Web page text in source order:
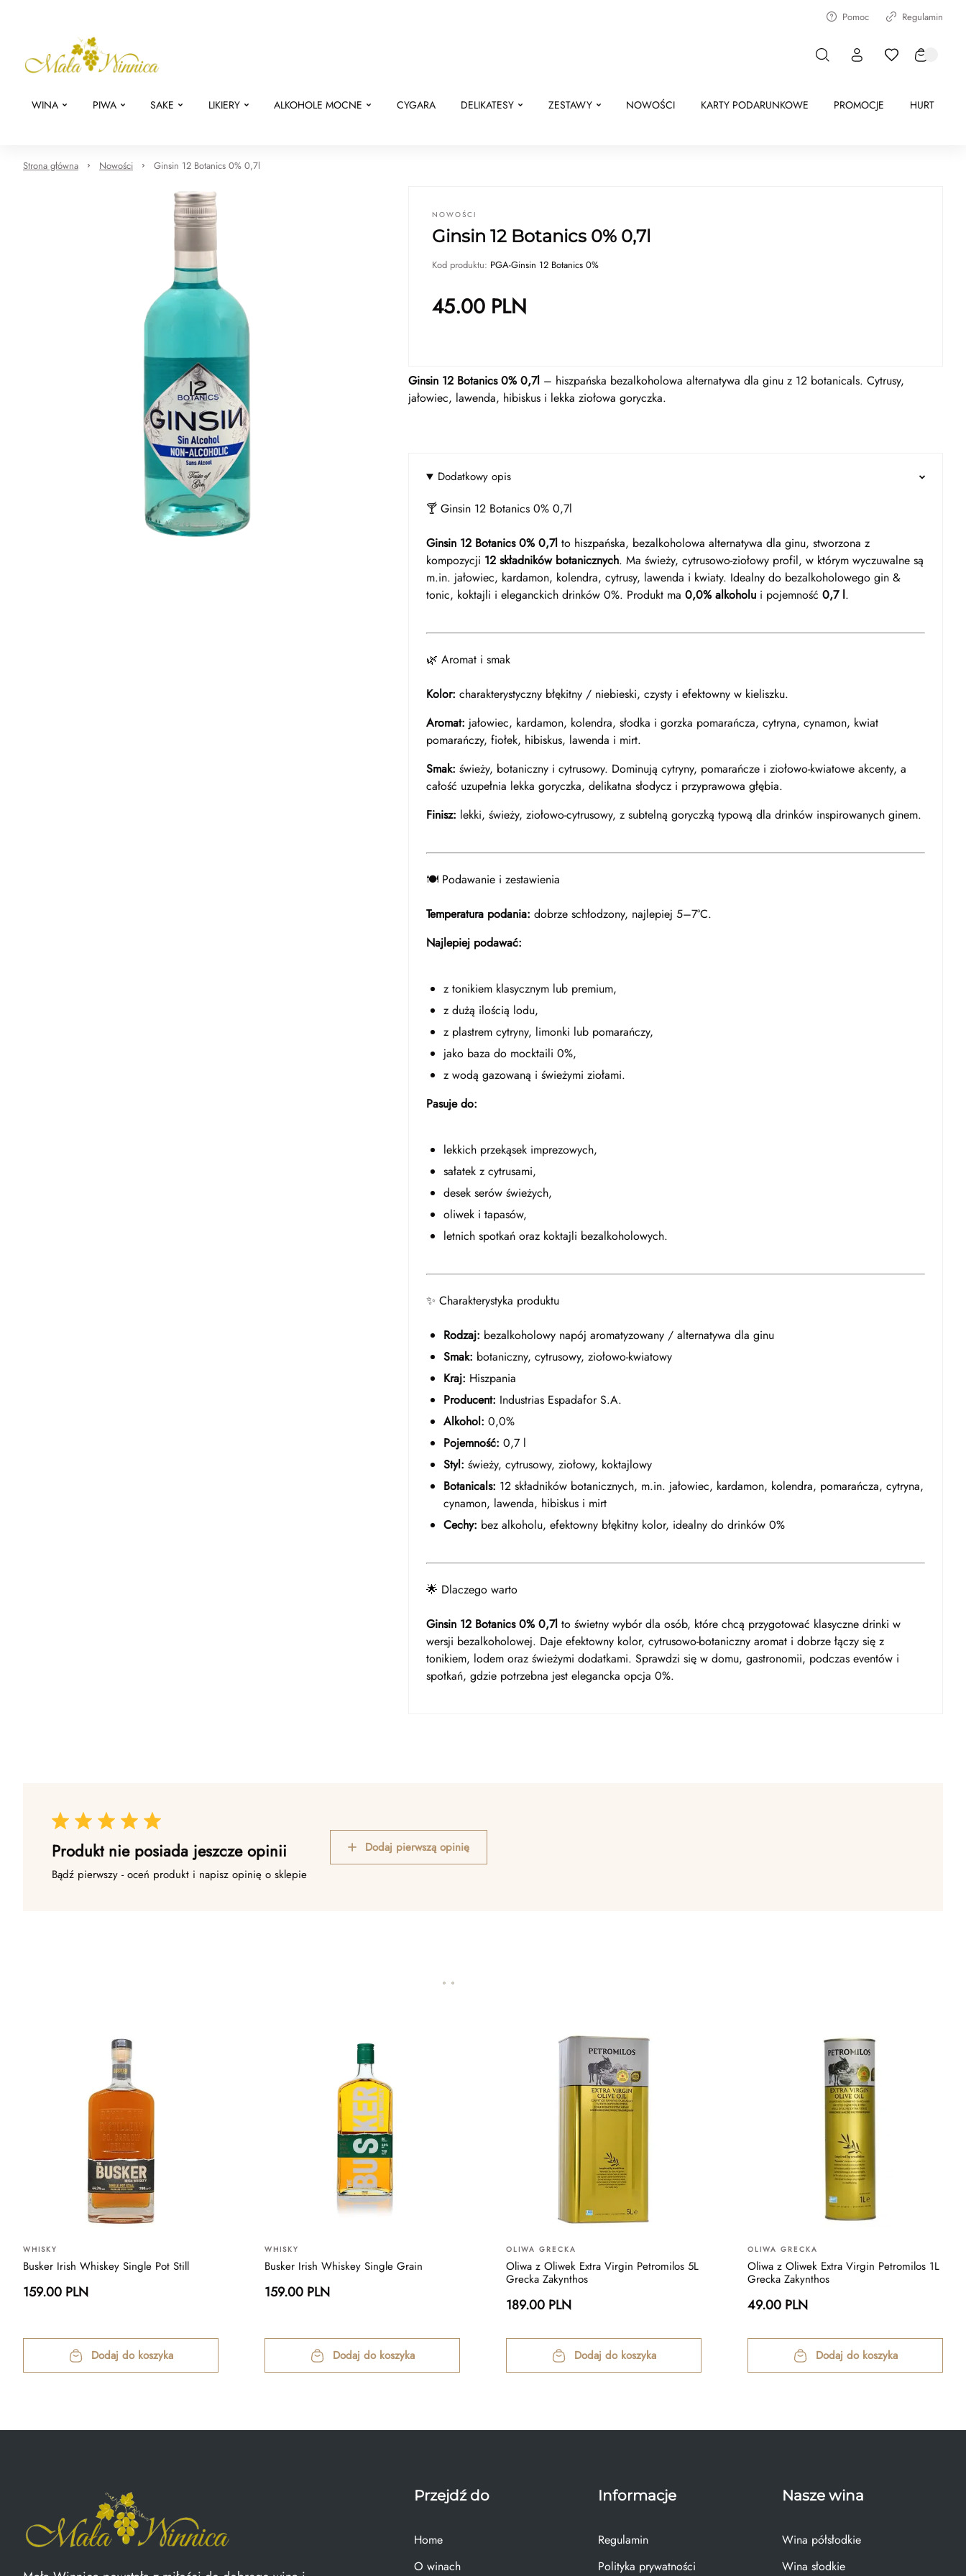
Pomoc Regulamin
WINA PIWA SAKE LIKIERY ALKOHOLE MOCNE CYGARA DELIKATESY ZESTAWY NOWOŚCI KARTY PODARUNKOWE PROMOCJE HURT
Strona główna Nowości Ginsin 12 Botanics 0% 0,7l
NOWOŚCI
Ginsin 12 Botanics 0% 0,7l
Kod produktu: PGA-Ginsin 12 Botanics 0%
45.00 PLN
Ginsin 12 Botanics 0% 0,7l – hiszpańska bezalkoholowa alternatywa dla ginu z 12 botanicals. Cytrusy,
jałowiec, lawenda, hibiskus i lekka ziołowa goryczka.
Dodatkowy opis
🍸 Ginsin 12 Botanics 0% 0,7l
Ginsin 12 Botanics 0% 0,7l to hiszpańska, bezalkoholowa alternatywa dla ginu, stworzona z
kompozycji 12 składników botanicznych. Ma świeży, cytrusowo-ziołowy profil, w którym wyczuwalne są
m.in. jałowiec, kardamon, kolendra, cytrusy, lawenda i kwiaty. Idealny do bezalkoholowego gin &
tonic, koktajli i eleganckich drinków 0%. Produkt ma 0,0% alkoholu i pojemność 0,7 l.
🌿 Aromat i smak
Kolor: charakterystyczny błękitny / niebieski, czysty i efektowny w kieliszku.
Aromat: jałowiec, kardamon, kolendra, słodka i gorzka pomarańcza, cytryna, cynamon, kwiat
pomarańczy, fiołek, hibiskus, lawenda i mirt.
Smak: świeży, botaniczny i cytrusowy. Dominują cytryny, pomarańcze i ziołowo-kwiatowe akcenty, a
całość uzupełnia lekka goryczka, delikatna słodycz i przyprawowa głębia.
Finisz: lekki, świeży, ziołowo-cytrusowy, z subtelną goryczką typową dla drinków inspirowanych ginem.
🍽️ Podawanie i zestawienia
Temperatura podania: dobrze schłodzony, najlepiej 5–7°C.
Najlepiej podawać:
z tonikiem klasycznym lub premium,
z dużą ilością lodu,
z plastrem cytryny, limonki lub pomarańczy,
jako baza do mocktaili 0%,
z wodą gazowaną i świeżymi ziołami.
Pasuje do:
lekkich przekąsek imprezowych,
sałatek z cytrusami,
desek serów świeżych,
oliwek i tapasów,
letnich spotkań oraz koktajli bezalkoholowych.
✨ Charakterystyka produktu
Rodzaj: bezalkoholowy napój aromatyzowany / alternatywa dla ginu
Smak: botaniczny, cytrusowy, ziołowo-kwiatowy
Kraj: Hiszpania
Producent: Industrias Espadafor S.A.
Alkohol: 0,0%
Pojemność: 0,7 l
Styl: świeży, cytrusowy, ziołowy, koktajlowy
Botanicals: 12 składników botanicznych, m.in. jałowiec, kardamon, kolendra, pomarańcza, cytryna,
cynamon, lawenda, hibiskus i mirt
Cechy: bez alkoholu, efektowny błękitny kolor, idealny do drinków 0%
🌟 Dlaczego warto
Ginsin 12 Botanics 0% 0,7l to świetny wybór dla osób, które chcą przygotować klasyczne drinki w
wersji bezalkoholowej. Daje efektowny kolor, cytrusowo-botaniczny aromat i dobrze łączy się z
tonikiem, lodem oraz świeżymi dodatkami. Sprawdzi się w domu, gastronomii, podczas eventów i
spotkań, gdzie potrzebna jest elegancka opcja 0%.
Produkt nie posiada jeszcze opinii
Bądź pierwszy - oceń produkt i napisz opinię o sklepie
Dodaj pierwszą opinię
WHISKY
Busker Irish Whiskey Single Pot Still
159.00 PLN
Dodaj do koszyka
WHISKY
Busker Irish Whiskey Single Grain
159.00 PLN
Dodaj do koszyka
OLIWA GRECKA
Oliwa z Oliwek Extra Virgin Petromilos 5L
Grecka Zakynthos
189.00 PLN
Dodaj do koszyka
OLIWA GRECKA
Oliwa z Oliwek Extra Virgin Petromilos 1L
Grecka Zakynthos
49.00 PLN
Dodaj do koszyka
Przejdź do
Home
O winach
Informacje
Regulamin
Polityka prywatności
Nasze wina
Wina półsłodkie
Wina słodkie